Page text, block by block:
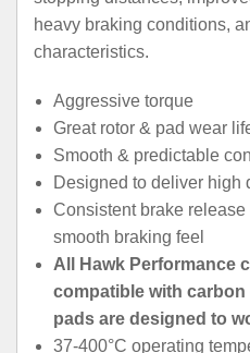
heavy braking conditions,
characteristics.
Aggressive torque
Great rotor & pad wear
Smooth & predictable
Designed to deliver high
Consistent brake
smooth braking feel
All Hawk Performance
compatible with
pads are designed to
37-400°C operating